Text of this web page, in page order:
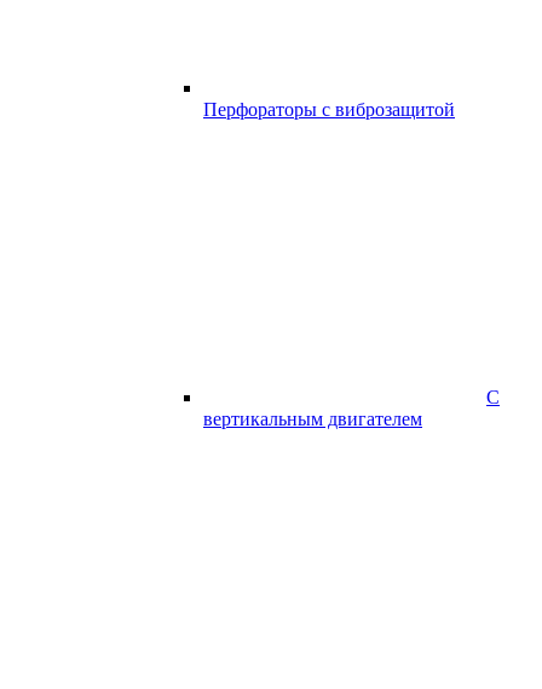
Перфораторы с виброзащитой
С
вертикальным двигателем